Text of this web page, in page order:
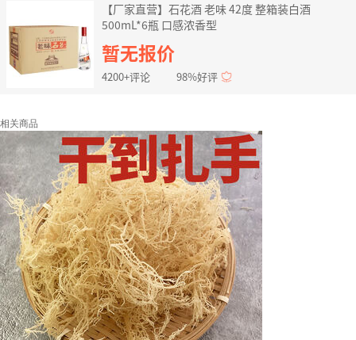
【厂家直营】石花酒 老味 42度 整箱装白酒
500mL*6瓶 口感浓香型
暂无报价
4200+评论 98%好评
相关商品